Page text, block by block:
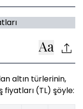
altın türlerinin,
fiyatları (TL) şöyle: